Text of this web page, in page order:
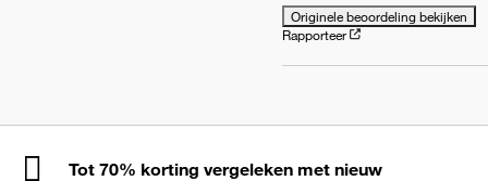
Originele beoordeling bekijken
Rapporteer
Tot 70% korting vergeleken met nieuw